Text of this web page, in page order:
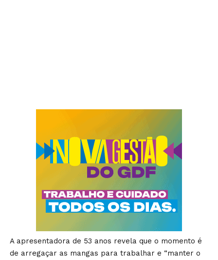
A apresentadora de 53 anos revela que o momento é
de arregaçar as mangas para trabalhar e “manter o